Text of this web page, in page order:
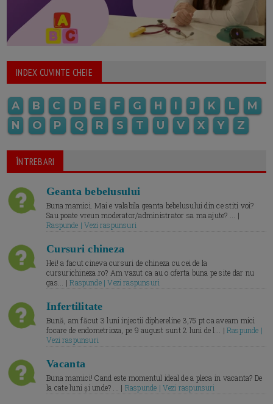
INDEX CUVINTE CHEIE
A B C D E F G H I J K L
M
N
O P Q R S T U V X Y Z
ÎNTREBARI
Geanta bebelusului
Buna mamici. Mai e valabila geanta bebelusului din ce stiti voi?
Sau poate vreun moderator/administrator sa ma ajute? ... |
Raspunde | Vezi raspunsuri
Cursuri chineza
Hei! a facut cineva cursuri de chineza cu cei de la
cursurichineza.ro? Am vazut ca au o oferta buna pe site dar nu
gas... |Raspunde | Vezi raspunsuri
Infertilitate
Bună, am făcut 3 luni injectii diphereline 3,75 pt ca aveam mici
focare de endometrioza, pe 9 august sunt 2 luni de l... |Raspunde |
Vezi raspunsuri
Vacanta
Buna mamici! Cand este momentul ideal de a pleca in vacanta? De
la cate luni și unde? ... | Raspunde | Vezi raspunsuri